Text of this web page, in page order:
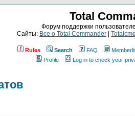
Total
Форум поддержки
Сайты: Все о Total Commander
Rules Search FAQ
Profile
Log in to check your